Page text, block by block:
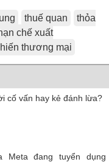
thuế quan
thỏa
chế xuất
thương mại
cố vấn hay kẻ đánh lừa?
Meta đang tuyển dụng